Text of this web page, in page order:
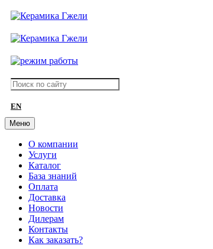
EN
Меню
О компании
Услуги
Каталог
База знаний
Оплата
Доставка
Новости
Дилерам
Контакты
Как заказать?